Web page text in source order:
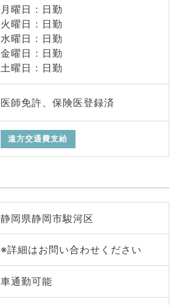
月曜日 : 日勤
火曜日 : 日勤
水曜日 : 日勤
金曜日 : 日勤
土曜日 : 日勤
医師免許、保険医登録済
遠方交通費支給
静岡県静岡市駿河区
※詳細はお問い合わせください
車通勤可能